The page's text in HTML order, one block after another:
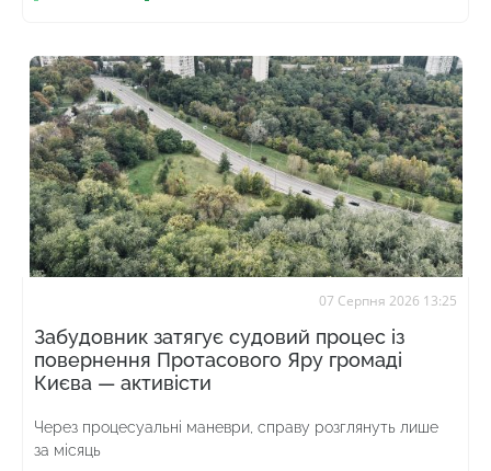
07 Серпня 2026 13:25
Забудовник затягує судовий процес із
повернення Протасового Яру громаді
Києва — активісти
Через процесуальні маневри, справу розглянуть лише
за місяць